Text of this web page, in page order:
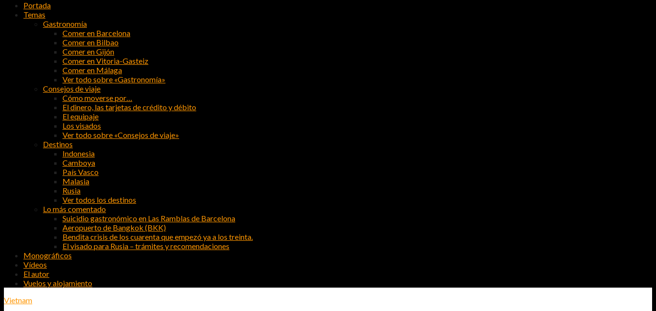
Portada
Temas
Gastronomía
Comer en Barcelona
Comer en Bilbao
Comer en Gijón
Comer en Vitoria-Gasteiz
Comer en Málaga
Ver todo sobre «Gastronomía»
Consejos de viaje
Cómo moverse por…
El dinero, las tarjetas de crédito y débito
El equipaje
Los visados
Ver todo sobre «Consejos de viaje»
Destinos
Indonesia
Camboya
País Vasco
Malasia
Rusia
Ver todos los destinos
Lo más comentado
Suicidio gastronómico en Las Ramblas de Barcelona
Aeropuerto de Bangkok (BKK)
Bendita crisis de los cuarenta que empezó ya a los treinta.
El visado para Rusia – trámites y recomendaciones
Monográficos
Vídeos
El autor
Vuelos y alojamiento
Vietnam